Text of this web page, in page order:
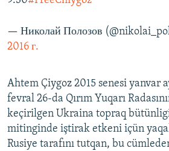
— Николай Полозов
2016 г.
Ahtem Çiygoz 2015 senesi yanvar
fevral 26-da Qırım Yuqarı
keçirilgen Ukraina topraq
mitinginde iştirak etkeni içün
Rusiye tarafını tutqan, bu